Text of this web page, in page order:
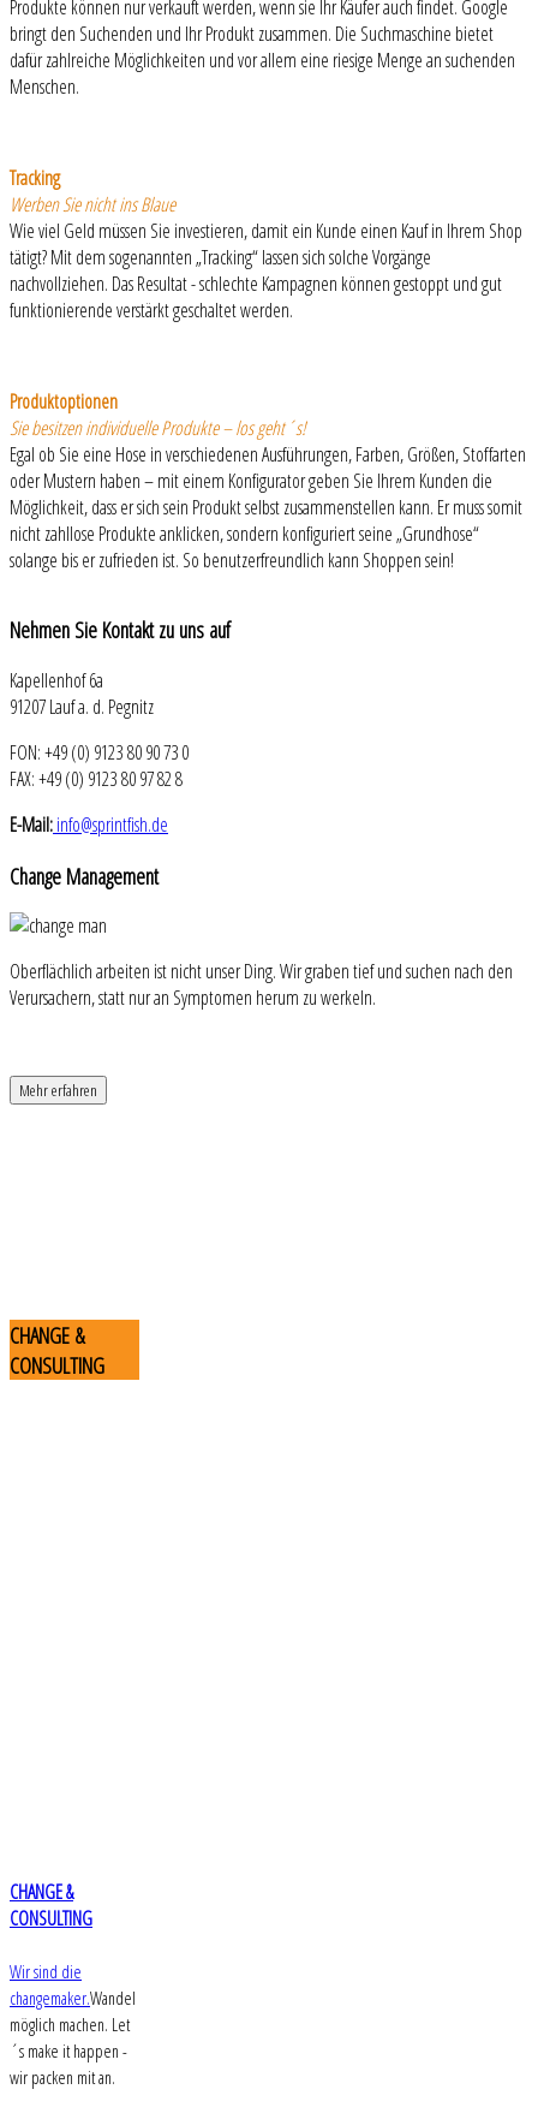
Produkte können nur verkauft werden, wenn sie Ihr Käufer auch findet. Google
bringt den Suchenden und Ihr Produkt zusammen. Die Suchmaschine bietet
dafür zahlreiche Möglichkeiten und vor allem eine riesige Menge an suchenden
Menschen.
Tracking
Werben Sie nicht ins Blaue
Wie viel Geld müssen Sie investieren, damit ein Kunde einen Kauf in Ihrem Shop
tätigt? Mit dem sogenannten „Tracking“ lassen sich solche Vorgänge
nachvollziehen. Das Resultat - schlechte Kampagnen können gestoppt und gut
funktionierende verstärkt geschaltet werden.
Produktoptionen
Sie besitzen individuelle Produkte – los geht´s!
Egal ob Sie eine Hose in verschiedenen Ausführungen, Farben, Größen, Stoffarten
oder Mustern haben – mit einem Konfigurator geben Sie Ihrem Kunden die
Möglichkeit, dass er sich sein Produkt selbst zusammenstellen kann. Er muss somit
nicht zahllose Produkte anklicken, sondern konfiguriert seine „Grundhose“
solange bis er zufrieden ist. So benutzerfreundlich kann Shoppen sein!
Nehmen Sie Kontakt zu uns auf
Kapellenhof 6a
91207 Lauf a. d. Pegnitz
FON: +49 (0) 9123 80 90 73 0
FAX: +49 (0) 9123 80 97 82 8
E-Mail:info@sprintfish.de
Change Management
Oberflächlich arbeiten ist nicht unser Ding. Wir graben tief und suchen nach den
Verursachern, statt nur an Symptomen herum zu werkeln.
Mehr erfahren
CHANGE &
CONSULTING
CHANGE &
CONSULTING
Wir sind die
changemaker.Wandel
möglich machen. Let
´s make it happen -
wir packen mit an.